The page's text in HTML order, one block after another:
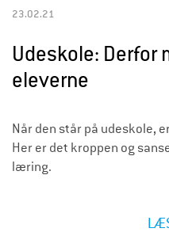
23.02.21
Udeskole: Derfor
eleverne
Når den står på udeskole,
Her er det kroppen og
læring.